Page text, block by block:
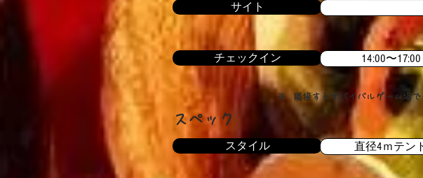
サイト
チェックイン 14:00〜17:00
※ 隣接するサバイバルゲーム場で
スペック
スタイル 直径4ｍテン